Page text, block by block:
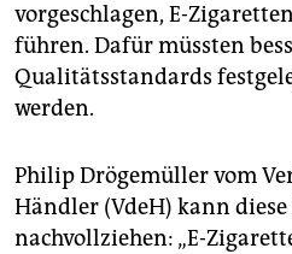
vorgeschlagen, E-
führen. Dafür müssten
Qualitätsstandards
werden.
Philip Drögemüller vom
Händler (VdeH) kann
nachvollziehen: „E-